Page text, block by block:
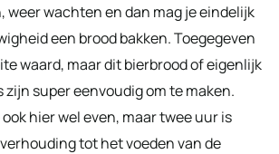
weer wachten en dan mag je eindelijk
een brood bakken. Toegegeven
waard, maar dit bierbrood of eigenlijk
zijn super eenvoudig om te maken.
hier wel even, maar twee uur is
tot het voeden van de